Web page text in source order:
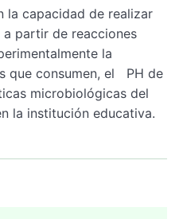
la capacidad de realizar
partir de reacciones
la
que consumen, el PH de
microbiológicas del
la institución educativa.